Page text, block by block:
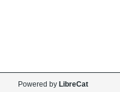
Powered by LibreCat